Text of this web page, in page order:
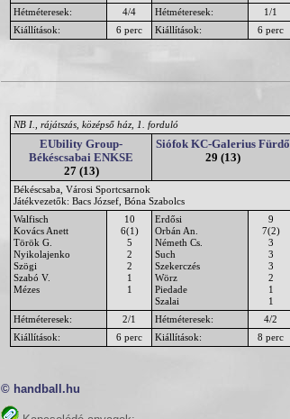
Hétméteresek:
4/4 Hétméteresek:
1/1
Kiállítások:
6 perc Kiállítások: 6 perc
NB I., rájátszás, középső ház, 1. forduló
EUbility Group-
Békéscsabai ENKSE
27 (13)
Siófok KC-Galerius Fürdő
29 (13)
Békéscsaba, Városi Sportcsarnok
Játékvezetők: Bacs József, Bóna Szabolcs
Walfisch
Kovács Anett
Török G.
Nyikolajenko
Szögi
Szabó V.
Mézes
10
6(1)
5
2
2
1
1
Erdősi
Orbán An.
Németh Cs.
Such
Szekerczés
Wörz
Piedade
Szalai
9
7(2)
3
3
3
2
1
1
Hétméteresek:
2/1 Hétméteresek:
4/2
Kiállítások:
6 perc Kiállítások: 8 perc
© handball.hu